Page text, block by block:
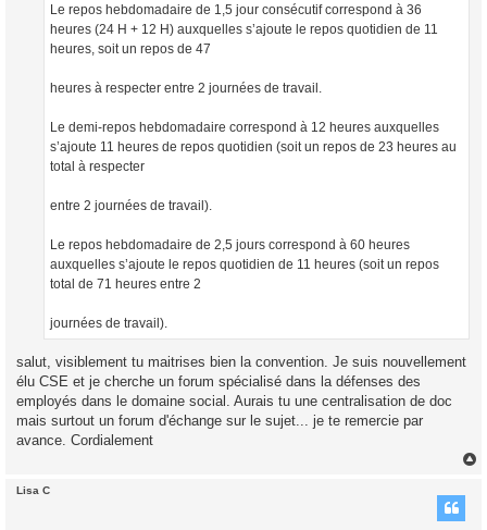
Le repos hebdomadaire de 1,5 jour consécutif correspond à 36
heures (24 H + 12 H) auxquelles s’ajoute le repos quotidien de 11
heures, soit un repos de 47
heures à respecter entre 2 journées de travail.
Le demi-repos hebdomadaire correspond à 12 heures auxquelles
s’ajoute 11 heures de repos quotidien (soit un repos de 23 heures au
total à respecter
entre 2 journées de travail).
Le repos hebdomadaire de 2,5 jours correspond à 60 heures
auxquelles s’ajoute le repos quotidien de 11 heures (soit un repos
total de 71 heures entre 2
journées de travail).
salut, visiblement tu maitrises bien la convention. Je suis nouvellement
élu CSE et je cherche un forum spécialisé dans la défenses des
employés dans le domaine social. Aurais tu une centralisation de doc
mais surtout un forum d'échange sur le sujet... je te remercie par
avance. Cordialement
Lisa C